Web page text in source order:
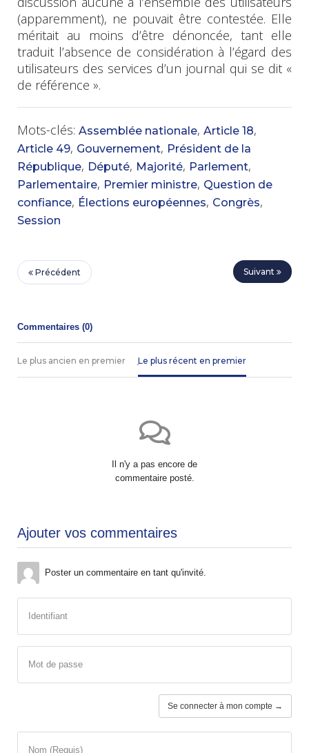
(apparemment), ne pouvait être contestée. Elle
méritait au moins d’être dénoncée, tant elle
traduit l’absence de considération à l’égard des
utilisateurs des services d’un journal qui se dit «
de référence ».
Mots-clés: Assemblée nationale, Article 18,
Article 49, Gouvernement, Président de la
République, Député, Majorité, Parlement,
Parlementaire, Premier ministre, Question de
confiance, Élections européennes, Congrès,
Session
Précédent Suivant
Commentaires (0)
Le plus ancien en premier Le plus récent en premier
Il n'y a pas encore de
commentaire posté.
Ajouter vos commentaires
Poster un commentaire en tant qu'invité.
Identifiant
Mot de passe
Se connecter à mon compte →
Nom (Requis)